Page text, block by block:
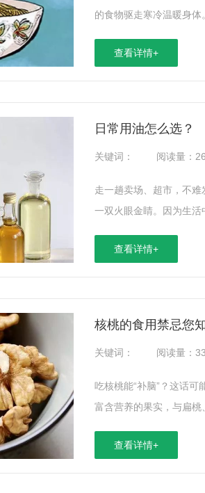
的食物驱走寒冷温暖身体
查看详情+
日常用油怎么选？
关键词： 阅读量：
走一趟卖场、超市，不
一双火眼金睛。因为生活
查看详情+
核桃的食用禁忌您
关键词： 阅读量：
吃核桃能“补脑”？这话
富含营养的果实，与扁桃
查看详情+